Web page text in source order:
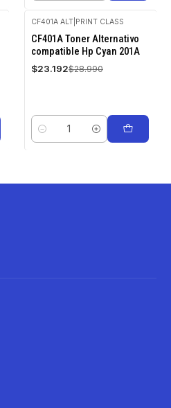
-20%
OFF
CF401A ALT PRINT CLASS
CF401A Toner Alternativo
compatible Hp Cyan 201A
$23.192$28.990
Cantidad